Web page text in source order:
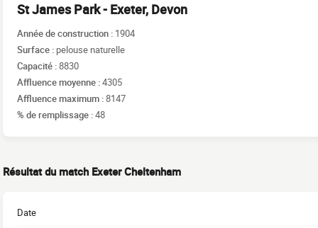
St James Park - Exeter, Devon
Année de construction : 1904
Surface : pelouse naturelle
Capacité :8830
Affluence moyenne :4305
Affluence maximum :8147
% de remplissage :48
Résultat du match Exeter Cheltenham
Date